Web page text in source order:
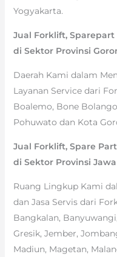
Yogyakarta.
Jual Forklift, Sparepart
di Sektor Provinsi
Daerah Kami dalam
Layanan Service dari
Boalemo, Bone
Pohuwato dan Kota
Jual Forklift, Spare
di Sektor Provinsi
Ruang Lingkup Kami
dan Jasa Servis dari
Bangkalan,
Gresik, Jember,
Madiun, Magetan,